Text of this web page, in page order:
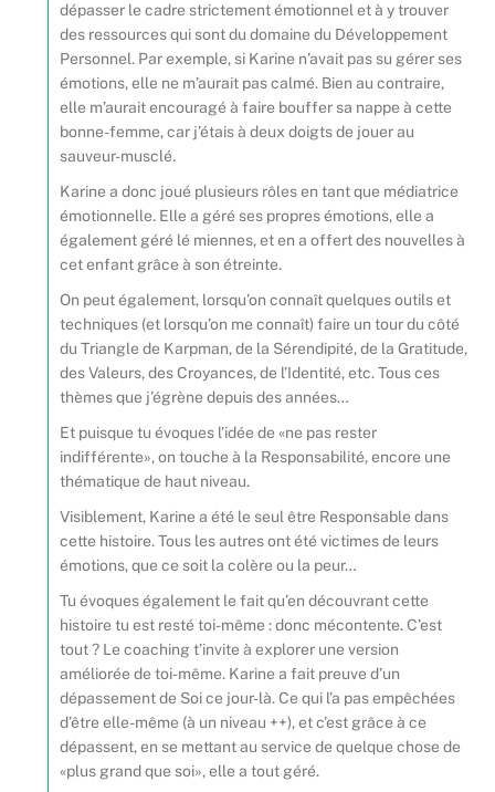
dépasser le cadre strictement émotionnel et à y trouver
des ressources qui sont du domaine du Développement
Personnel. Par exemple, si Karine n’avait pas su gérer ses
émotions, elle ne m’aurait pas calmé. Bien au contraire,
elle m’aurait encouragé à faire bouffer sa nappe à cette
bonne-femme, car j’étais à deux doigts de jouer au
sauveur-musclé.
Karine a donc joué plusieurs rôles en tant que médiatrice
émotionnelle. Elle a géré ses propres émotions, elle a
également géré lé miennes, et en a offert des nouvelles à
cet enfant grâce à son étreinte.
On peut également, lorsqu’on connaît quelques outils et
techniques (et lorsqu’on me connaît) faire un tour du côté
du Triangle de Karpman, de la Sérendipité, de la Gratitude,
des Valeurs, des Croyances, de l’Identité, etc. Tous ces
thèmes que j’égrène depuis des années…
Et puisque tu évoques l’idée de «ne pas rester
indifférente», on touche à la Responsabilité, encore une
thématique de haut niveau.
Visiblement, Karine a été le seul être Responsable dans
cette histoire. Tous les autres ont été victimes de leurs
émotions, que ce soit la colère ou la peur…
Tu évoques également le fait qu’en découvrant cette
histoire tu est resté toi-même : donc mécontente. C’est
tout ? Le coaching t’invite à explorer une version
améliorée de toi-même. Karine a fait preuve d’un
dépassement de Soi ce jour-là. Ce qui l’a pas empêchées
d’être elle-même (à un niveau ++), et c’est grâce à ce
dépassent, en se mettant au service de quelque chose de
«plus grand que soi», elle a tout géré.